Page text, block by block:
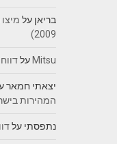
בריאן על
2009)
Mitsu על
יצאתי חמאר
המהירות
נתפסתי על